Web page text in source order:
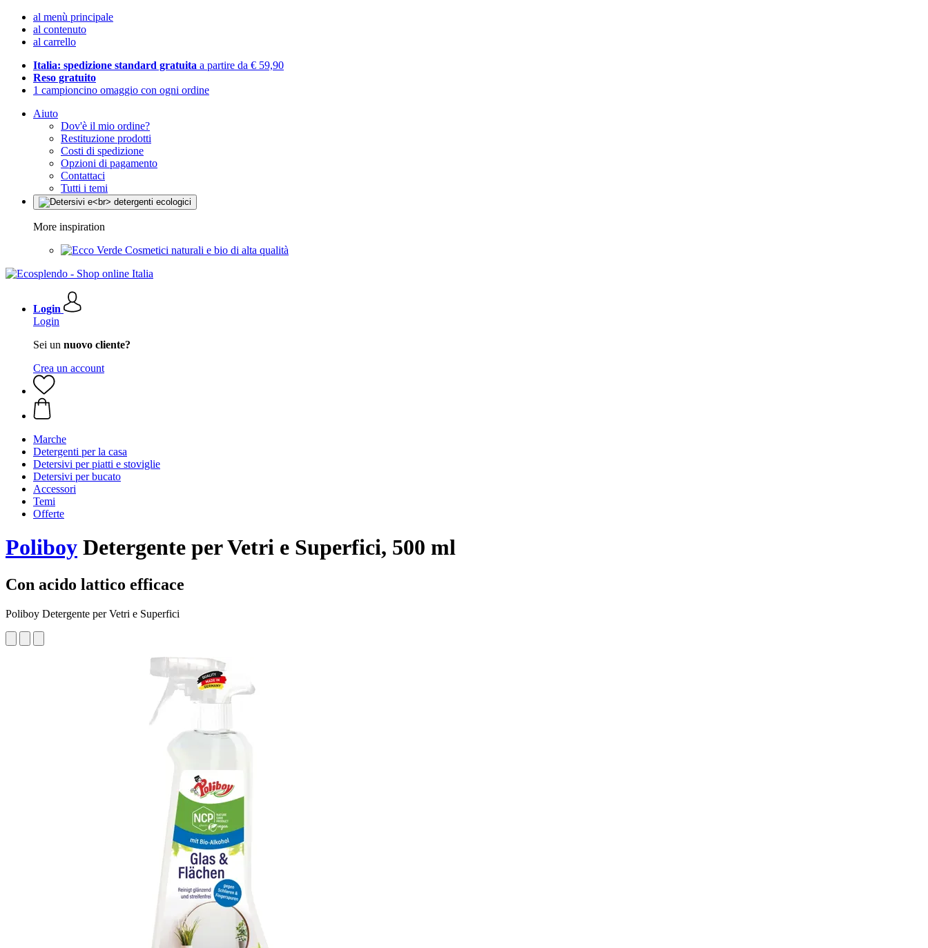
al menù principale
al contenuto
al carrello
Italia: spedizione standard gratuita a partire da € 59,90
Reso gratuito
1 campioncino omaggio con ogni ordine
Aiuto
Dov'è il mio ordine?
Restituzione prodotti
Costi di spedizione
Opzioni di pagamento
Contattaci
Tutti i temi
More inspiration
Cosmetici naturali e bio di alta qualità
Login
Login
Sei un nuovo cliente?
Crea un account
Marche
Detergenti per la casa
Detersivi per piatti e stoviglie
Detersivi per bucato
Accessori
Temi
Offerte
Poliboy Detergente per Vetri e Superfici, 500 ml
Con acido lattico efficace
Poliboy Detergente per Vetri e Superfici